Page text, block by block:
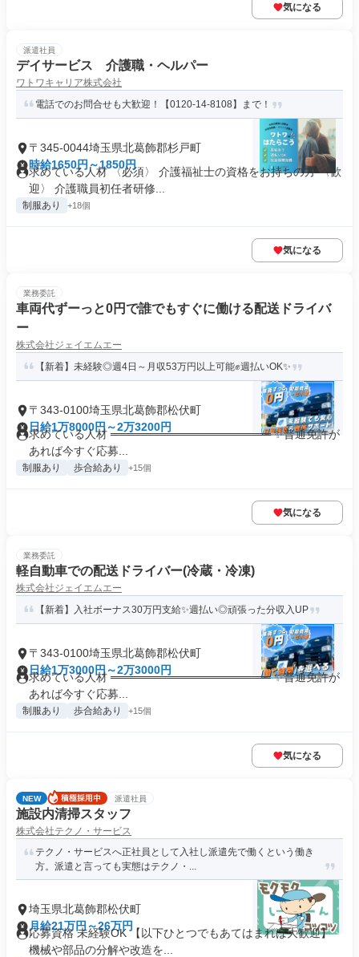
気になる
派遣社員
デイサービス 介護職・ヘルパー
ワトワキャリア株式会社
電話でのお問合せも大歓迎！【0120-14-8108】まで！
〒345-0044埼玉県北葛飾郡杉戸町
時給1650円～1850円
求めている人材 〈必須〉 介護福祉士の資格をお持ちの方 〈歓
迎〉 介護職員初任者研修...
制服あり +18個
気になる
業務委託
車両代ずーっと0円で誰でもすぐに働ける配送ドライバ
ー
株式会社ジェイエムエー
【新着】未経験◎週4日～月収53万円以上可能✊週払いOK✨
〒343-0100埼玉県北葛飾郡松伏町
日給1万8000円～2万3200円
求めている人材 ════════════════════ ✨普通免許が
あれば今すぐ応募...
制服あり 歩合給あり +15個
気になる
業務委託
軽自動車での配送ドライバー(冷蔵・冷凍)
株式会社ジェイエムエー
【新着】入社ボーナス30万円支給✨週払い◎頑張った分収入UP
〒343-0100埼玉県北葛飾郡松伏町
日給1万3000円～2万3000円
求めている人材 ════════════════════ ✨普通免許が
あれば今すぐ応募...
制服あり 歩合給あり +15個
気になる
NEW 派遣社員
施設内清掃スタッフ
株式会社テクノ・サービス
テクノ・サービスへ正社員として入社し派遣先で働くという働き
方。派遣と言っても実態はテクノ・...
埼玉県北葛飾郡松伏町
月給21万円～26万円
応募資格 未経験OK 【以下ひとつでもあてはまれば大歓迎】
機械や部品の分解や改造を...